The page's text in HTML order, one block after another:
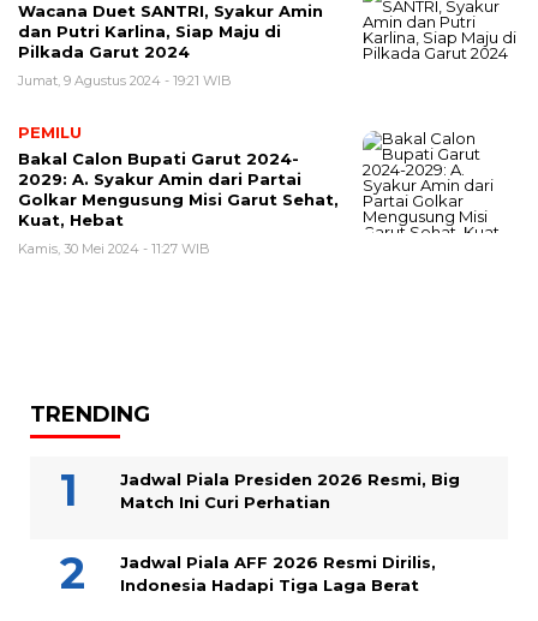
Wacana Duet SANTRI, Syakur Amin
dan Putri Karlina, Siap Maju di
Pilkada Garut 2024
Jumat, 9 Agustus 2024 - 19:21 WIB
PEMILU
Bakal Calon Bupati Garut 2024-
2029: A. Syakur Amin dari Partai
Golkar Mengusung Misi Garut Sehat,
Kuat, Hebat
Kamis, 30 Mei 2024 - 11:27 WIB
TRENDING
Jadwal Piala Presiden 2026 Resmi, Big
Match Ini Curi Perhatian
Jadwal Piala AFF 2026 Resmi Dirilis,
Indonesia Hadapi Tiga Laga Berat